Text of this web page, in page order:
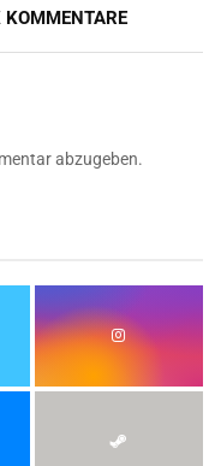
KOMMENTARE
abzugeben.